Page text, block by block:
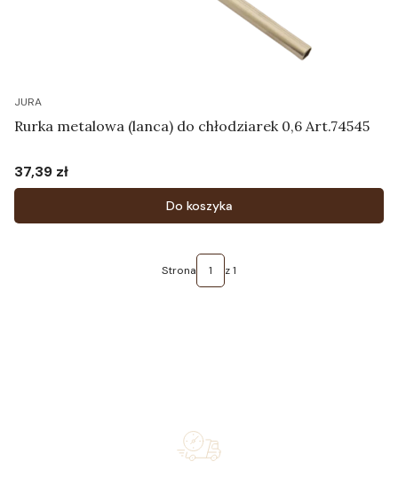
JURA
Rurka metalowa (lanca) do chłodziarek 0,6 Art.74545
Cena
37,39 zł
Do koszyka
Strona z 1